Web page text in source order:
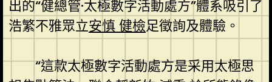
出的“健總管·太極數字活動處方”體系吸引了
浩繁不雅眾立安慎 健檢足徵詢及體驗。
“這款太極數字活動處方是采用太極思